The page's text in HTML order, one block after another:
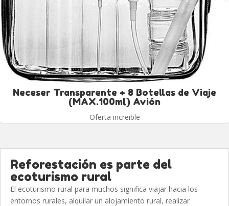
Neceser Transparente + 8 Botellas de Viaje
(MAX.100ml) Avión
Oferta increible
Reforestación es parte del
ecoturismo rural
El ecoturismo rural para muchos significa viajar hacia los
entornos rurales, alquilar un alojamiento rural, realizar